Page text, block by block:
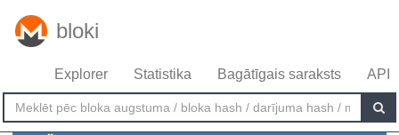
bloki
Explorer Statistika Bagātīgais saraksts API